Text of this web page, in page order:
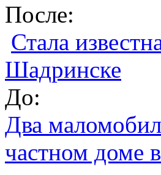
После:
Стала
Шадринске
До:
Два
частном доме